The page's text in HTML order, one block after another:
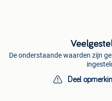
De onderstaande waarden zijn
Deel